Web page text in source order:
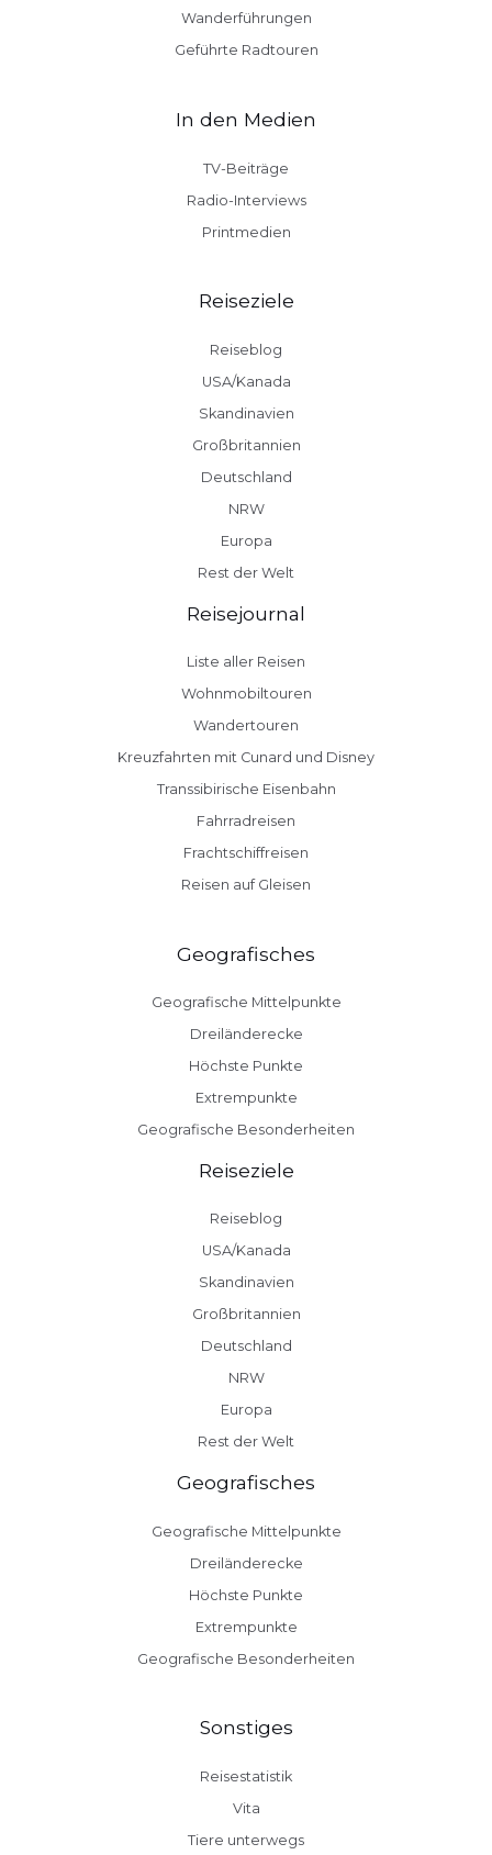
Wanderführungen
Geführte Radtouren
In den Medien
TV-Beiträge
Radio-Interviews
Printmedien
Reiseziele
Reiseblog
USA/Kanada
Skandinavien
Großbritannien
Deutschland
NRW
Europa
Rest der Welt
Reisejournal
Liste aller Reisen
Wohnmobiltouren
Wandertouren
Kreuzfahrten mit Cunard und Disney
Transsibirische Eisenbahn
Fahrradreisen
Frachtschiffreisen
Reisen auf Gleisen
Geografisches
Geografische Mittelpunkte
Dreiländerecke
Höchste Punkte
Extrempunkte
Geografische Besonderheiten
Reiseziele
Reiseblog
USA/Kanada
Skandinavien
Großbritannien
Deutschland
NRW
Europa
Rest der Welt
Geografisches
Geografische Mittelpunkte
Dreiländerecke
Höchste Punkte
Extrempunkte
Geografische Besonderheiten
Sonstiges
Reisestatistik
Vita
Tiere unterwegs